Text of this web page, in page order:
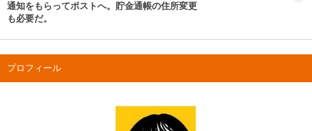
通知をもらってポストへ。貯金通帳の住所変更
も必要だ。
プロフィール